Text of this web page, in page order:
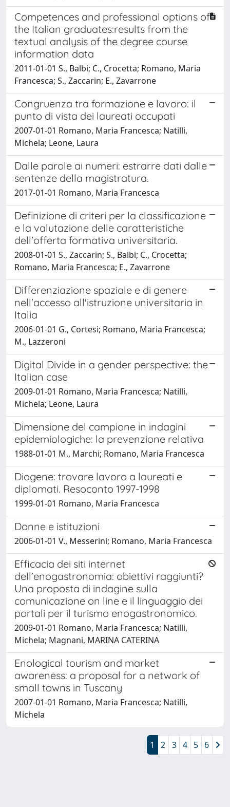
Competences and professional options of
the Italian graduates:results from the
textual analysis of the degree course
information data
2011-01-01 S., Balbi; C., Crocetta; Romano, Maria
Francesca; S., Zaccarin; E., Zavarrone
Congruenza tra formazione e lavoro: il
punto di vista dei laureati occupati
2007-01-01 Romano, Maria Francesca; Natilli,
Michela; Leone, Laura
Dalle parole ai numeri: estrarre dati dalle
sentenze della magistratura.
2017-01-01 Romano, Maria Francesca
Definizione di criteri per la classificazione
e la valutazione delle caratteristiche
dell'offerta formativa universitaria.
2008-01-01 S., Zaccarin; S., Balbi; C., Crocetta;
Romano, Maria Francesca; E., Zavarrone
Differenziazione spaziale e di genere
nell'accesso all'istruzione universitaria in
Italia
2006-01-01 G., Cortesi; Romano, Maria Francesca;
M., Lazzeroni
Digital Divide in a gender perspective: the
Italian case
2009-01-01 Romano, Maria Francesca; Natilli,
Michela; Leone, Laura
Dimensione del campione in indagini
epidemiologiche: la prevenzione relativa
1988-01-01 M., Marchi; Romano, Maria Francesca
Diogene: trovare lavoro a laureati e
diplomati. Resoconto 1997-1998
1999-01-01 Romano, Maria Francesca
Donne e istituzioni
2006-01-01 V., Messerini; Romano, Maria Francesca
Efficacia dei siti internet
dell’enogastronomia: obiettivi raggiunti?
Una proposta di indagine sulla
comunicazione on line e il linguaggio dei
portali per il turismo enogastronomico.
2009-01-01 Romano, Maria Francesca; Natilli,
Michela; Magnani, MARINA CATERINA
Enological tourism and market
awareness: a proposal for a network of
small towns in Tuscany
2007-01-01 Romano, Maria Francesca; Natilli,
Michela
1 2 3 4 5 6